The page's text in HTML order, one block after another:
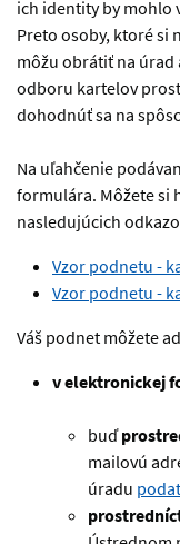
ich identity by mohlo
Preto osoby, ktoré si
môžu obrátiť na
odboru kartelov
dohodnúť sa na
Na uľahčenie
formulára. Môžete si
nasledujúcich
Vzor podnetu -
Vzor podnetu -
Váš podnet môžete
v elektronickej
buď
mailovú
úradu